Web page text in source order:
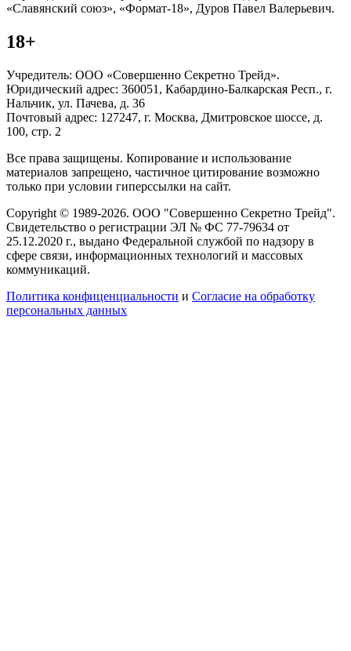
«Славянский союз», «Формат-18», Дуров Павел Валерьевич.
18+
Учредитель: ООО «Совершенно Секретно Трейд».
Юридический адрес: 360051, Кабардино-Балкарская Респ., г.
Нальчик, ул. Пачева, д. 36
Почтовый адрес: 127247, г. Москва, Дмитровское шоссе, д.
100, стр. 2
Все права защищены. Копирование и использование
материалов запрещено, частичное цитирование возможно
только при условии гиперссылки на сайт.
Copyright © 1989-2026. ООО "Совершенно Секретно Трейд".
Свидетельство о регистрации ЭЛ № ФС 77-79634 от
25.12.2020 г., выдано Федеральной службой по надзору в
сфере связи, информационных технологий и массовых
коммуникаций.
Политика конфиценциальности и Согласие на обработку
персональных данных